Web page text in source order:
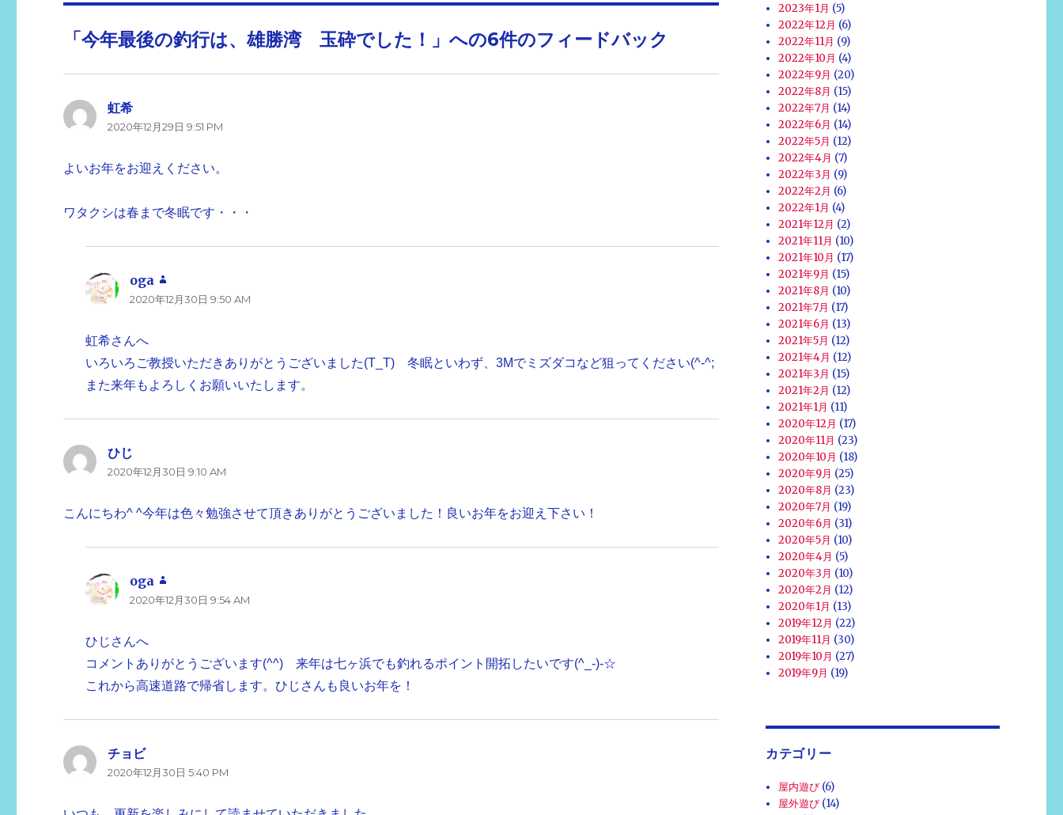
「今年最後の釣行は、雄勝湾 玉砕でした！」への6件のフィードバック
虹希
り:
2020年12月29日 9:51 PM
よいお年をお迎えください。
ワタクシは春まで冬眠です・・・
oga
り:
2020年12月30日 9:50 AM
虹希さんへ
いろいろご教授いただきありがとうございました(T_T) 冬眠といわず、3Mでミズダコなど狙ってください(^-^;
また来年もよろしくお願いいたします。
ひじ
り:
2020年12月30日 9:10 AM
こんにちわ^ ^今年は色々勉強させて頂きありがとうございました！良いお年をお迎え下さい！
oga
り:
2020年12月30日 9:54 AM
ひじさんへ
コメントありがとうございます(^^) 来年は七ヶ浜でも釣れるポイント開拓したいです(^_-)-☆
これから高速道路で帰省します。ひじさんも良いお年を！
チョビよ
り:
2020年12月30日 5:40 PM
2023年1月 (5)
2022年12月 (6)
2022年11月 (9)
2022年10月 (4)
2022年9月 (20)
2022年8月 (15)
2022年7月 (14)
2022年6月 (14)
2022年5月 (12)
2022年4月 (7)
2022年3月 (9)
2022年2月 (6)
2022年1月 (4)
2021年12月 (2)
2021年11月 (10)
2021年10月 (17)
2021年9月 (15)
2021年8月 (10)
2021年7月 (17)
2021年6月 (13)
2021年5月 (12)
2021年4月 (12)
2021年3月 (15)
2021年2月 (12)
2021年1月 (11)
2020年12月 (17)
2020年11月 (23)
2020年10月 (18)
2020年9月 (25)
2020年8月 (23)
2020年7月 (19)
2020年6月 (31)
2020年5月 (10)
2020年4月 (5)
2020年3月 (10)
2020年2月 (12)
2020年1月 (13)
2019年12月 (22)
2019年11月 (30)
2019年10月 (27)
2019年9月 (19)
カテゴリー
屋内遊び (6)
屋外遊び (14)